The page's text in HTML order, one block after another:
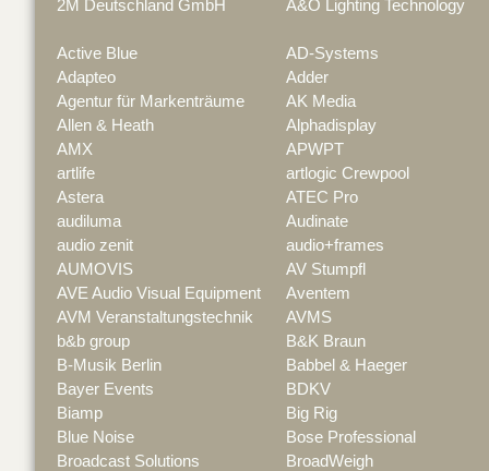
2M Deutschland GmbH A&O Lighting Technology
Active Blue
AD-Systems
Adapteo
Adder
Agentur für Markenträume
AK Media
Allen & Heath
Alphadisplay
AMX
APWPT
artlife
artlogic Crewpool
Astera
ATEC Pro
audiluma
Audinate
audio zenit
audio+frames
AUMOVIS
AV Stumpfl
AVE Audio Visual Equipment
Aventem
AVM Veranstaltungstechnik
AVMS
b&b group
B&K Braun
B-Musik Berlin
Babbel & Haeger
Bayer Events
BDKV
Biamp
Big Rig
Blue Noise
Bose Professional
Broadcast Solutions
BroadWeigh